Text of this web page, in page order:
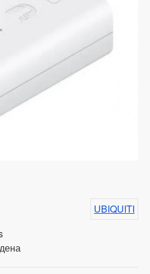
UBIQUITI